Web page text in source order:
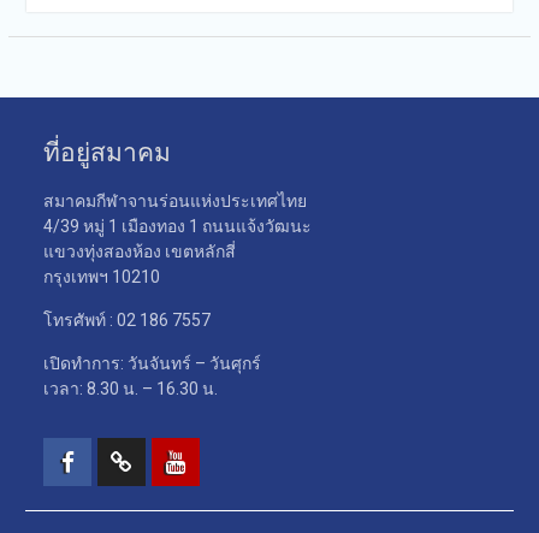
ที่อยู่สมาคม
สมาคมกีฬาจานร่อนแห่งประเทศไทย
4/39 หมู่ 1 เมืองทอง 1 ถนนแจ้งวัฒนะ
แขวงทุ่งสองห้อง เขตหลักสี่
กรุงเทพฯ 10210
โทรศัพท์ : 02 186 7557
เปิดทำการ: วันจันทร์ – วันศุกร์
เวลา: 8.30 น. – 16.30 น.